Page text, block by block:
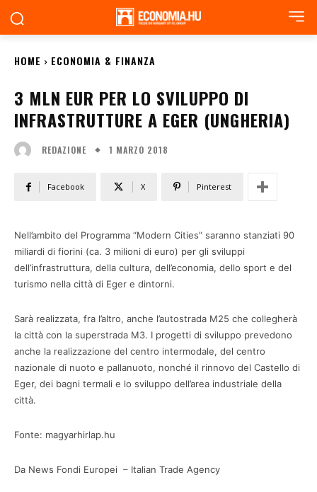
HOME ECONOMIA & FINANZA
3 MLN EUR PER LO SVILUPPO DI
INFRASTRUTTURE A EGER (UNGHERIA)
REDAZIONE 1 MARZO 2018
Facebook X Pinterest
Nell’ambito del Programma “Modern Cities” saranno stanziati 90
miliardi di fiorini (ca. 3 milioni di euro) per gli sviluppi
dell’infrastruttura, della cultura, dell’economia, dello sport e del
turismo nella città di Eger e dintorni.
Sarà realizzata, fra l’altro, anche l’autostrada M25 che collegherà
la città con la superstrada M3. I progetti di sviluppo prevedono
anche la realizzazione del centro intermodale, del centro
nazionale di nuoto e pallanuoto, nonché il rinnovo del Castello di
Eger, dei bagni termali e lo sviluppo dell’area industriale della
città.
Fonte: magyarhirlap.hu
Da News Fondi Europei – Italian Trade Agency